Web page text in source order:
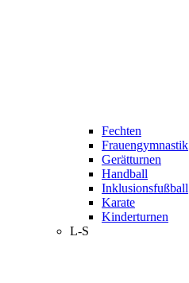
Fechten
Frauengymnastik
Gerätturnen
Handball
Inklusionsfußball
Karate
Kinderturnen
L-S